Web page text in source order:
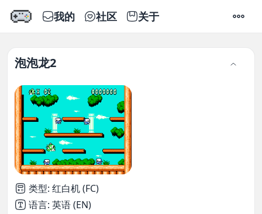
我的 社区 关于 设置
泡泡龙2
类型: 红白机 (FC)
语言: 英语 (EN)